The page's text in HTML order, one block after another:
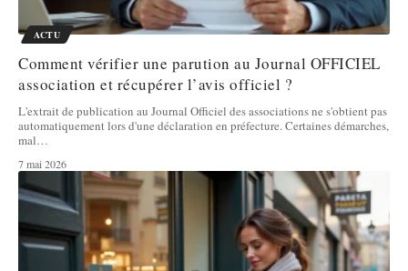
ACTU
Comment vérifier une parution au Journal OFFICIEL
association et récupérer l’avis officiel ?
L'extrait de publication au Journal Officiel des associations ne s'obtient pas
automatiquement lors d'une déclaration en préfecture. Certaines démarches,
mal…
7 mai 2026